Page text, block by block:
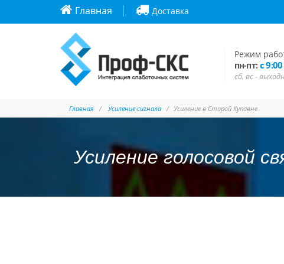
Главная Доставка
Режим
пн-пт: с
сб, вс -
Главная Усиление сигнала Усиление в Старой Купавне
Усиление голосовой